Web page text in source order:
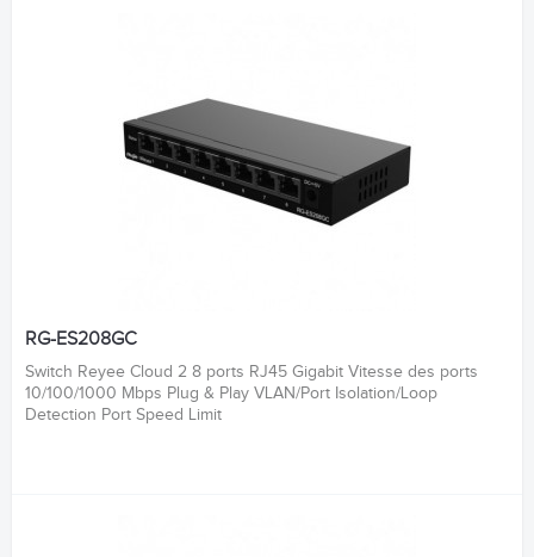
RG-ES208GC
Switch Reyee Cloud 2 8 ports RJ45 Gigabit Vitesse des ports
10/100/1000 Mbps Plug & Play VLAN/Port Isolation/Loop
Detection Port Speed Limit